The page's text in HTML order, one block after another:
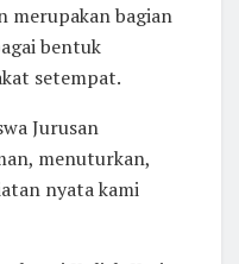
merupakan bagian
bentuk
setempat.
Jurusan
menuturkan,
nyata kami